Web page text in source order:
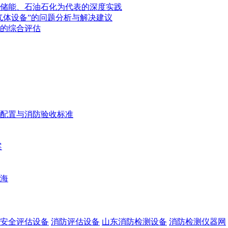
能、石油石化为代表的深度实践
设备”的问题分析与解决建议
综合评估
置与消防验收标准
全评估设备 消防评估设备 山东消防检测设备 消防检测仪器网